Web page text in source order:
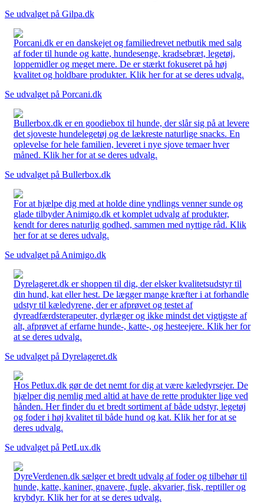
Se udvalget på Gilpa.dk
Porcani.dk er en danskejet og familiedrevet netbutik med salg
af foder til hunde og katte, hundesenge, kradsebræt, legetøj,
loppemidler og meget mere. De er stærkt fokuseret på høj
kvalitet og holdbare produkter. Klik her for at se deres udvalg.
Se udvalget på Porcani.dk
Bullerbox.dk er en goodiebox til hunde, der slår sig på at levere
det sjoveste hundelegetøj og de lækreste naturlige snacks. En
oplevelse for hele familien, leveret i nye sjove temaer hver
måned. Klik her for at se deres udvalg.
Se udvalget på Bullerbox.dk
For at hjælpe dig med at holde dine yndlings venner sunde og
glade tilbyder Animigo.dk et komplet udvalg af produkter,
kendt for deres naturlig godhed, sammen med nyttige råd. Klik
her for at se deres udvalg.
Se udvalget på Animigo.dk
Dyrelageret.dk er shoppen til dig, der elsker kvalitetsudstyr til
din hund, kat eller hest. De lægger mange kræfter i at forhandle
udstyr til kæledyrene, der er afprøvet og testet af
dyreadfærdsterapeuter, dyrlæger og ikke mindst det vigtigste af
alt, afprøvet af erfarne hunde-, katte-, og hesteejere. Klik her for
at se deres udvalg.
Se udvalget på Dyrelageret.dk
Hos Petlux.dk gør de det nemt for dig at være kæledyrsejer. De
hjælper dig nemlig med altid at have de rette produkter lige ved
hånden. Her finder du et bredt sortiment af både udstyr, legetøj
og foder i høj kvalitet til både hund og kat. Klik her for at se
deres udvalg.
Se udvalget på PetLux.dk
DyreVerdenen.dk sælger et bredt udvalg af foder og tilbehør til
hunde, katte, kaniner, gnavere, fugle, akvarier, fisk, reptiller og
krybdyr. Klik her for at se deres udvalg.